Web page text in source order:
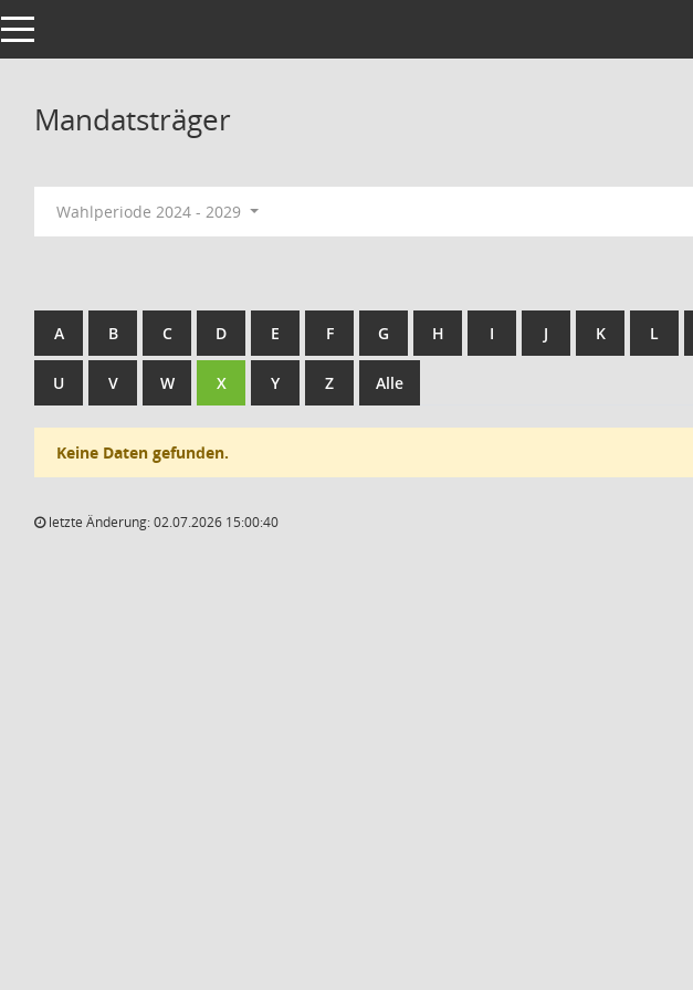
Toggle navigation
Mandatsträger
Wahlperiode 2024 - 2029
A B C D E F G H I J K L
U V W X Y Z Alle
Keine Daten gefunden.
letzte Änderung: 02.07.2026 15:00:40